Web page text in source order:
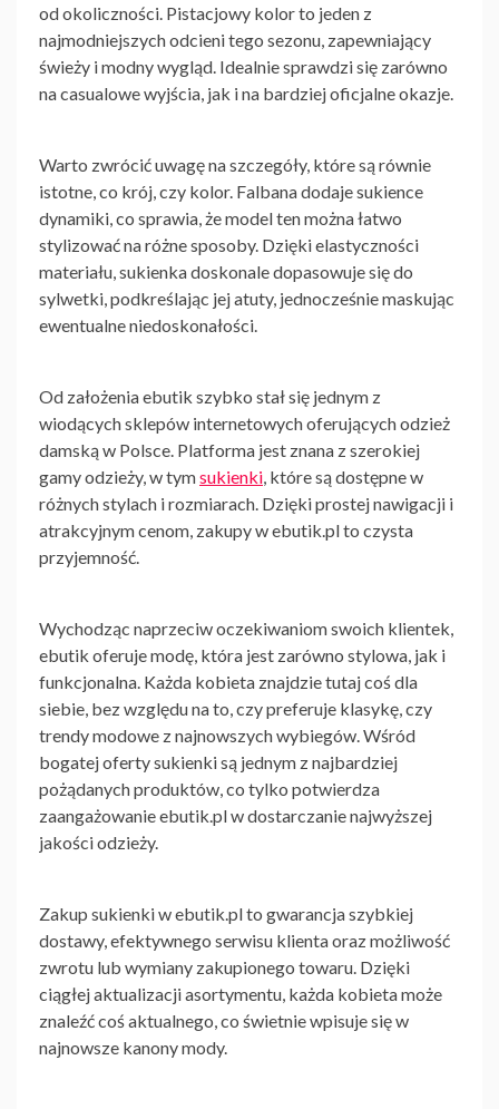
od okoliczności. Pistacjowy kolor to jeden z
najmodniejszych odcieni tego sezonu, zapewniający
świeży i modny wygląd. Idealnie sprawdzi się zarówno
na casualowe wyjścia, jak i na bardziej oficjalne okazje.
Warto zwrócić uwagę na szczegóły, które są równie
istotne, co krój, czy kolor. Falbana dodaje sukience
dynamiki, co sprawia, że model ten można łatwo
stylizować na różne sposoby. Dzięki elastyczności
materiału, sukienka doskonale dopasowuje się do
sylwetki, podkreślając jej atuty, jednocześnie maskując
ewentualne niedoskonałości.
Od założenia ebutik szybko stał się jednym z
wiodących sklepów internetowych oferujących odzież
damską w Polsce. Platforma jest znana z szerokiej
gamy odzieży, w tymsukienki, które są dostępne w
różnych stylach i rozmiarach. Dzięki prostej nawigacji i
atrakcyjnym cenom, zakupy w ebutik.pl to czysta
przyjemność.
Wychodząc naprzeciw oczekiwaniom swoich klientek,
ebutik oferuje modę, która jest zarówno stylowa, jak i
funkcjonalna. Każda kobieta znajdzie tutaj coś dla
siebie, bez względu na to, czy preferuje klasykę, czy
trendy modowe z najnowszych wybiegów. Wśród
bogatej oferty sukienki są jednym z najbardziej
pożądanych produktów, co tylko potwierdza
zaangażowanie ebutik.pl w dostarczanie najwyższej
jakości odzieży.
Zakup sukienki w ebutik.pl to gwarancja szybkiej
dostawy, efektywnego serwisu klienta oraz możliwość
zwrotu lub wymiany zakupionego towaru. Dzięki
ciągłej aktualizacji asortymentu, każda kobieta może
znaleźć coś aktualnego, co świetnie wpisuje się w
najnowsze kanony mody.